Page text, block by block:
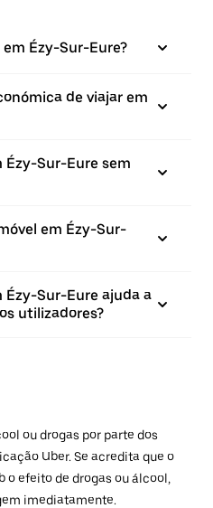
Ézy-Sur-Eure?
de viajar em
Ézy-Sur-Eure sem
em Ézy-Sur-
Ézy-Sur-Eure ajuda a
utilizadores?
ou drogas por parte dos
Uber. Se acredita que o
o efeito de drogas ou álcool,
imediatamente.